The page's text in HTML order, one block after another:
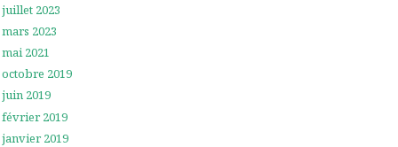
juillet 2023
mars 2023
mai 2021
octobre 2019
juin 2019
février 2019
janvier 2019